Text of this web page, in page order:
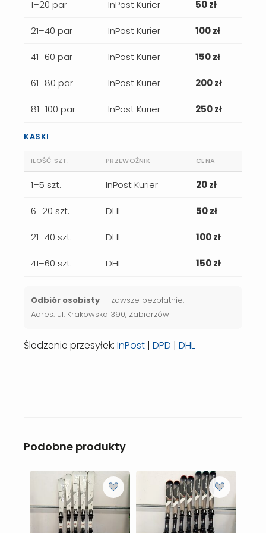
1–20 par InPost Kurier 50 zł
21–40 par InPost Kurier 100 zł
41–60 par InPost Kurier 150 zł
61–80 par InPost Kurier 200 zł
81–100 par InPost Kurier 250 zł
KASKI
ILOŚĆ SZT. PRZEWOŹNIK CENA
1–5 szt. InPost Kurier 20 zł
6–20 szt. DHL 50 zł
21–40 szt. DHL 100 zł
41–60 szt. DHL 150 zł
Odbiór osobisty — zawsze bezpłatnie.
Adres: ul. Krakowska 390, Zabierzów
Śledzenie przesyłek: InPost | DPD | DHL
Podobne produkty